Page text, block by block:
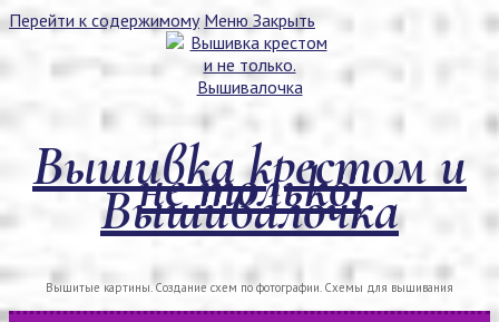
Перейти к содержимому Меню Закрыть
Вышивка крестом и
не только.
Вышивалочка
Вышитые картины. Создание схем по фотографии. Схемы для вышивания